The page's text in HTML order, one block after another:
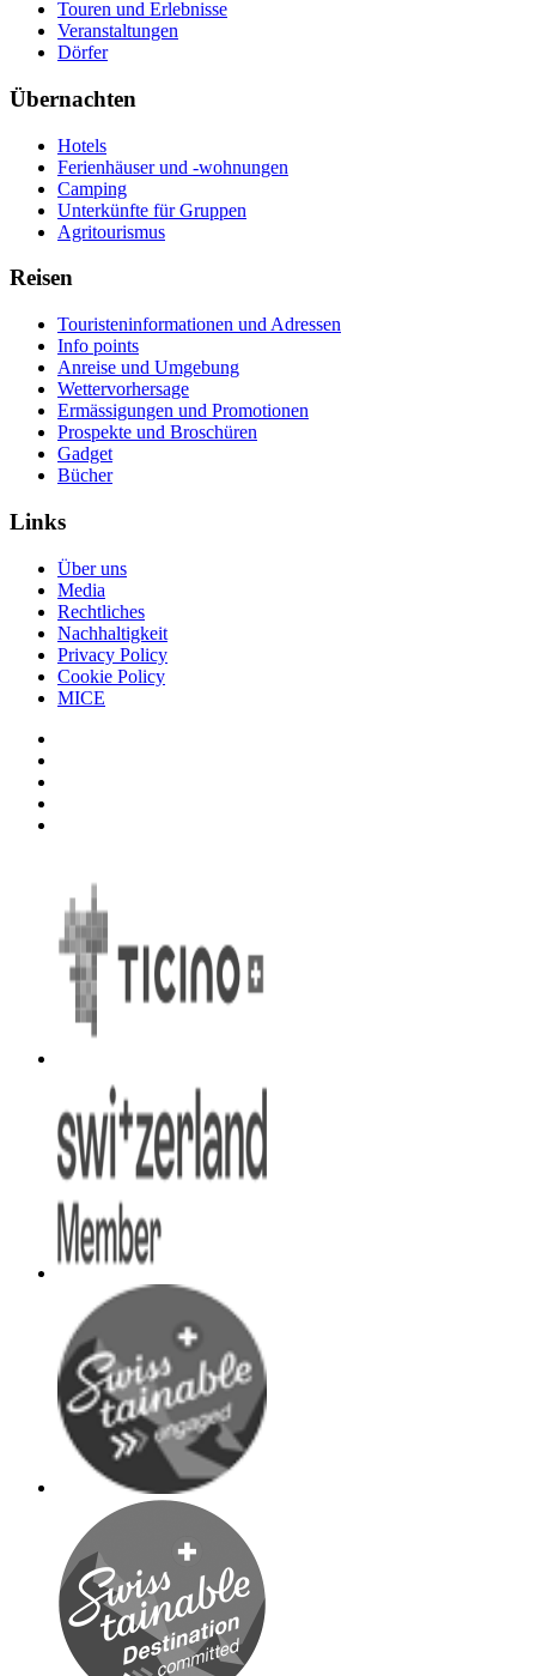
Touren und Erlebnisse
Veranstaltungen
Dörfer
Übernachten
Hotels
Ferienhäuser und -wohnungen
Camping
Unterkünfte für Gruppen
Agritourismus
Reisen
Touristeninformationen und Adressen
Info points
Anreise und Umgebung
Wettervorhersage
Ermässigungen und Promotionen
Prospekte und Broschüren
Gadget
Bücher
Links
Über uns
Media
Rechtliches
Nachhaltigkeit
Privacy Policy
Cookie Policy
MICE